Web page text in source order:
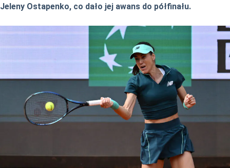
Jeleny Ostapenko, co dało jej awans do półfinału.